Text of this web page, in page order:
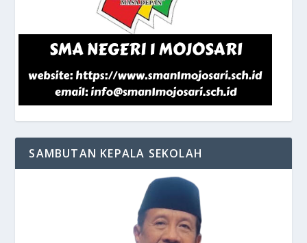
SAMBUTAN KEPALA SEKOLAH